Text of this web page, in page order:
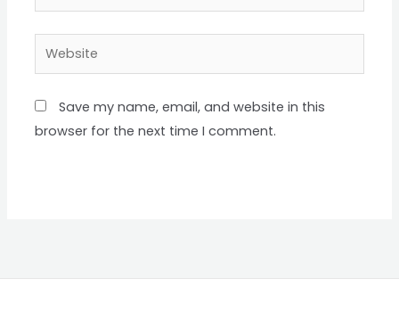
Website
Save my name, email, and website in this
browser for the next time I comment.